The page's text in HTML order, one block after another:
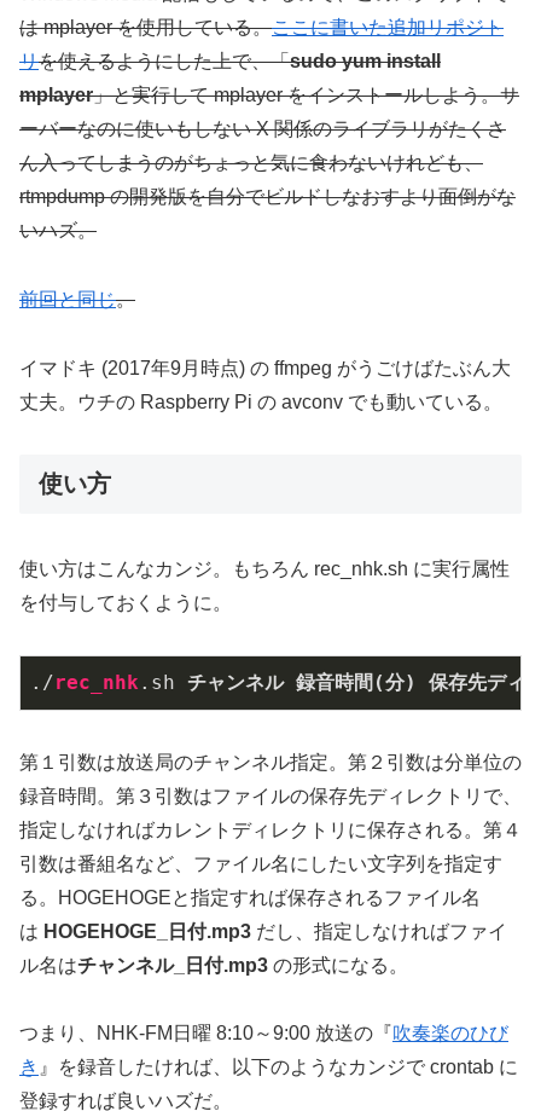
は mplayer を使用している。ここに書いた追加リポジト
リを使えるようにした上で、「sudo yum install
mplayer」と実行して mplayer をインストールしよう。サ
ーバーなのに使いもしない X 関係のライブラリがたくさ
ん入ってしまうのがちょっと気に食わないけれども、
rtmpdump の開発版を自分でビルドしなおすより面倒がな
いハズ。
前回と同じ。
イマドキ (2017年9月時点) の ffmpeg がうごけばたぶん大
丈夫。ウチの Raspberry Pi の avconv でも動いている。
使い方
使い方はこんなカンジ。もちろん rec_nhk.sh に実行属性
を付与しておくように。
./rec_nhk .sh チャンネル 録音時間(分) 保存先ディ
第１引数は放送局のチャンネル指定。第２引数は分単位の
録音時間。第３引数はファイルの保存先ディレクトリで、
指定しなければカレントディレクトリに保存される。第４
引数は番組名など、ファイル名にしたい文字列を指定す
る。HOGEHOGEと指定すれば保存されるファイル名
は HOGEHOGE_日付.mp3 だし、指定しなければファイ
ル名はチャンネル_日付.mp3 の形式になる。
つまり、NHK-FM日曜 8:10～9:00 放送の『吹奏楽のひび
き 』を録音したければ、以下のようなカンジで crontab に
登録すれば良いハズだ。